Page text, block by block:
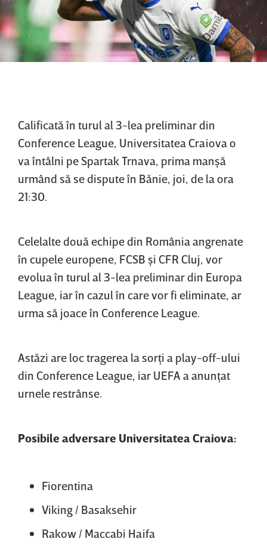
Calificată în turul al 3-lea preliminar din
Conference League, Universitatea Craiova o
va întâlni pe Spartak Trnava, prima manşă
urmând să se dispute în Bănie, joi, de la ora
21:30.
Celelalte două echipe din România angrenate
în cupele europene, FCSB şi CFR Cluj, vor
evolua în turul al 3-lea preliminar din Europa
League, iar în cazul în care vor fi eliminate, ar
urma să joace în Conference League.
Astăzi are loc tragerea la sorţi a play-off-ului
din Conference League, iar UEFA a anunţat
urnele restrânse.
Posibile adversare Universitatea Craiova:
Fiorentina
Viking / Basaksehir
Rakow / Maccabi Haifa